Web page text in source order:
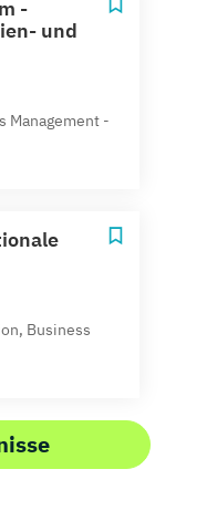
-
und
Management -
Business